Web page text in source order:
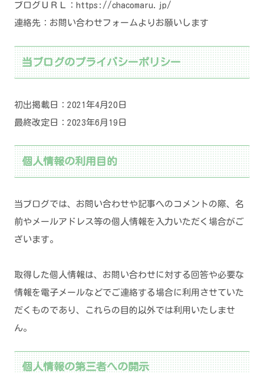
ブログＵＲＬ：https://chacomaru.jp/
連絡先：お問い合わせフォームよりお願いします
当ブログのプライバシーポリシー
初出掲載日：2021年4月20日
最終改定日：2023年6月19日
個人情報の利用目的
当ブログでは、お問い合わせや記事へのコメントの際、名
前やメールアドレス等の個人情報を入力いただく場合がご
ざいます。
取得した個人情報は、お問い合わせに対する回答や必要な
情報を電子メールなどでご連絡する場合に利用させていた
だくものであり、これらの目的以外では利用いたしませ
ん。
個人情報の第三者への開示